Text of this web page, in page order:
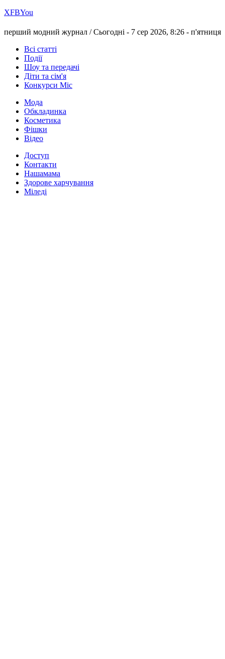
ХFBYou
перший модний журнал /Сьогодні - 7 сер 2026, 8:26 - п'ятниця
Всі статті
Події
Шоу та передачі
Діти та сім'я
Конкурси Міс
Мода
Обкладинка
Косметика
Фішки
Відео
Доступ
Контакти
Нашамама
Здорове харчування
Міледі